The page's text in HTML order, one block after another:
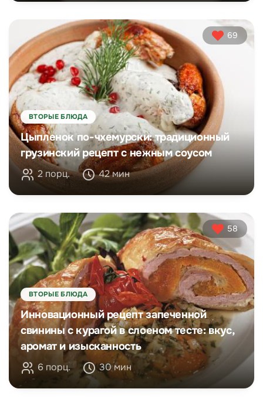
69
ВТОРЫЕ БЛЮДА
Цыпленок по-чхемурски: традиционный
грузинский рецепт с нежным соусом
2 порц. 42 мин
58
ВТОРЫЕ БЛЮДА
Инновационный рецепт запеченной
свинины с курагой в слоеном тесте: вкус,
аромат и изысканность
6 порц. 30 мин